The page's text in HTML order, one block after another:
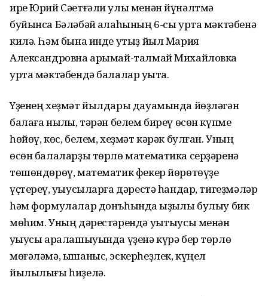
ире Юрий Сәетғәли улы менән йүнәлтмә
буйынса Бәләбәй ҡалаһының 6-сы урта мәктәбенә
килә. Һәм бына инде утыҙ йыл Мария
Александровна арымай-талмай Михайловка
урта мәктәбендә балалар уҡыта.
Yҙенең хеҙмәт йылдары дауамында йөҙләгән
балаға ныҡлы, тәрән белем биреү өсөн күпме
һөйөү, көс, белем, хеҙмәт кәрәк булған. Уның
өсөн балаларҙы төрлө математика серҙәренә
төшөндөрөү, математик фекер йөрөтөүҙе
үҫтереү, уҡыусыларға дәрестә һандар, тигеҙмәләр
hәм формулалар дoнъһында ҡыҙыҡлы булыу бик
мөhим. Уның дәрестәрендә уҡытыусы менән
уҡыусы аралашыуында үҙенә күрә бер төрлө
мөғәләмә, ышаныс, эскерһеҙлек, күңел
йылылығы һиҙелә.